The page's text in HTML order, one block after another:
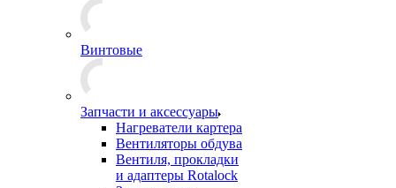
Винтовые
Запчасти и аксессуары
Нагреватели картера
Вентиляторы обдува
Вентиля, прокладки
и адаптеры Rotalock